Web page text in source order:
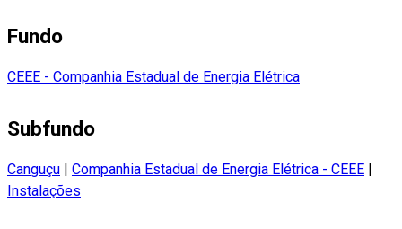
Fundo
CEEE - Companhia Estadual de Energia Elétrica
Subfundo
Canguçu | Companhia Estadual de Energia Elétrica - CEEE |
Instalações